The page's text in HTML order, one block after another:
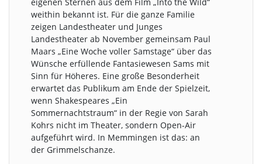
weithin bekannt ist. Für die ganze Familie
zeigen Landestheater und Junges
Landestheater ab November gemeinsam Paul
Maars „Eine Woche voller Samstage“ über das
Wünsche erfüllende Fantasiewesen Sams mit
Sinn für Höheres. Eine große Besonderheit
erwartet das Publikum am Ende der Spielzeit,
wenn Shakespeares „Ein
Sommernachtstraum“ in der Regie von Sarah
Kohrs nicht im Theater, sondern Open-Air
aufgeführt wird. In Memmingen ist das: an
der Grimmelschanze.